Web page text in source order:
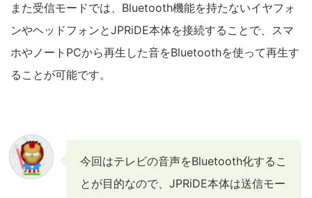
また受信モードでは、Bluetooth機能を持たないイヤフォ
ンやヘッドフォンとJPRiDE本体を接続することで、スマ
ホやノートPCから再生した音をBluetoothを使って再生す
ることが可能です。
今回はテレビの音声をBluetooth化するこ
とが目的なので、JPRiDE本体は送信モー